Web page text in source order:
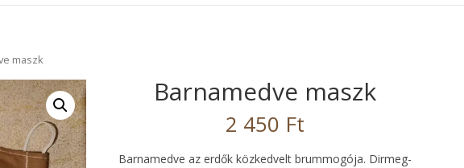
maszk
Barnamedve maszk
2 450 Ft
Barnamedve az erdők közkedvelt brummogója. Dirmeg-